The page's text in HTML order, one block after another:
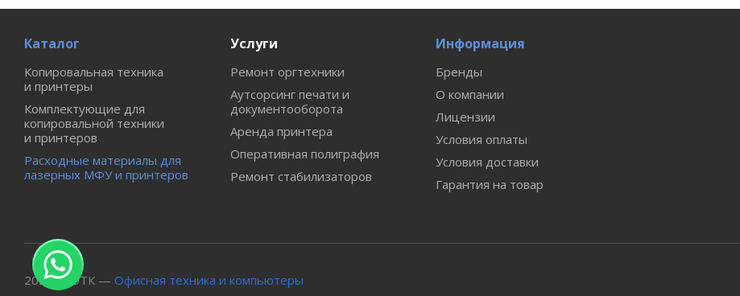
Каталог
Копировальная техника
и принтеры
Комплектующие для
копировальной техники
и принтеров
Расходные материалы для
лазерных МФУ и принтеров
Услуги
Ремонт оргтехники
Аутсорсинг печати и
документооборота
Аренда принтера
Оперативная полиграфия
Ремонт стабилизаторов
Информация
Бренды
О компании
Лицензии
Условия оплаты
Условия доставки
Гарантия на товар
2026 © ОТК — Офисная техника и компьютеры